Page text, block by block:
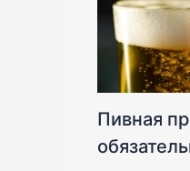
Пивная